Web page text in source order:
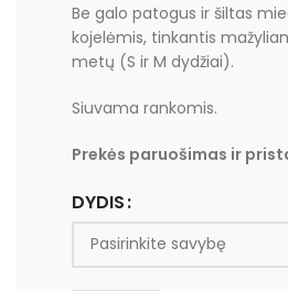
Be galo patogus ir šiltas
kojelėmis, tinkantis
metų (S ir M dydžiai).
Siuvama rankomis.
Prekės paruošimas ir
DYDIS